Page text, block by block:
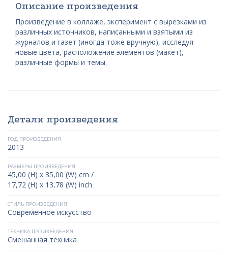
Описание произведения
Произведение в коллаже, эксперимент с вырезками из
различных источников, написанными и взятыми из
журналов и газет (иногда тоже вручную), исследуя
новые цвета, расположение элементов (макет),
различные формы и темы.
Детали произведения
ГОД ПРОИЗВЕДЕНИЯ
2013
РАЗМЕРЫ ПРОИЗВЕДЕНИЯ
45,00 (H) x 35,00 (W) cm /
17,72 (H) x 13,78 (W) inch
СТИЛЬ ПРОИЗВЕДЕНИЯ
Современное искусство
ТЕХНИКА ПРОИЗВЕДЕНИЯ
Смешанная техника